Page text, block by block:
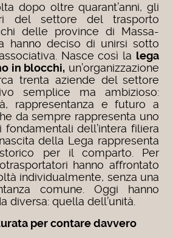
dopo oltre quarant’anni, gli
del settore del trasporto
delle province di Massa-
hanno deciso di unirsi sotto
Nasce così la lega
in blocchi, un’organizzazione
trenta aziende del settore
semplice ma ambizioso:
rappresentanza e futuro a
da sempre rappresenta uno
fondamentali dell’intera filiera
della Lega rappresenta
per il comparto. Per
hanno affrontato
individualmente, senza una
comune. Oggi hanno
diversa: quella dell’unità.
per contare davvero